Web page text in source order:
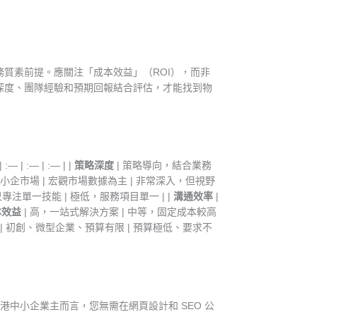
素前提。應關注「成本效益」（ROI），而非
、團隊經驗和預期回報結合評估，才能找到物
| :— | :— | :— | | 策略深度 | 策略導向，結合業務
企市場 | 宏觀市場數據為主 | 非常深入，但視野
注單一技能 | 極低，服務項目單一 | | 溝通效率 |
益 | 高，一站式解決方案 | 中等，固定成本較高
創、微型企業、預算有限 | 預算極低、要求不
中小企業主而言，您無需在網頁設計和 SEO 公